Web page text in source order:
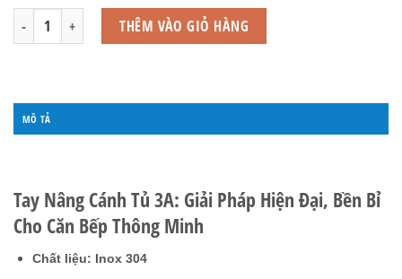
Tay Nâng Cánh Tủ - K7 số lượngTHÊM VÀO GIỎ HÀNG
MÔ TẢ
Tay Nâng Cánh Tủ 3A: Giải Pháp Hiện Đại, Bền Bỉ
Cho Căn Bếp Thông Minh
Chất liệu: Inox 304